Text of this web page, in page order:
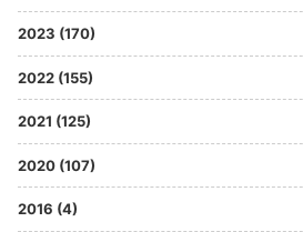
2023 (170)
2022 (155)
2021 (125)
2020 (107)
2016 (4)